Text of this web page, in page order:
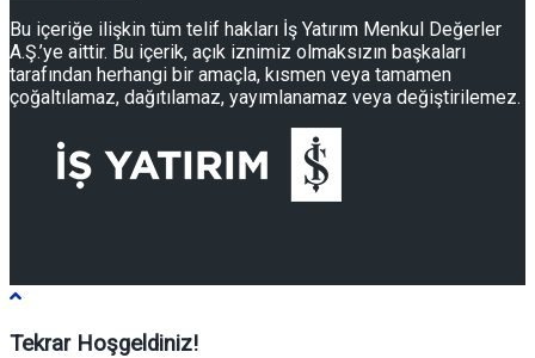
Bu içeriğe ilişkin tüm telif hakları İş Yatırım Menkul Değerler
A.Ş.’ye aittir. Bu içerik, açık iznimiz olmaksızın başkaları
tarafından herhangi bir amaçla, kısmen veya tamamen
çoğaltılamaz, dağıtılamaz, yayımlanamaz veya değiştirilemez.
Tekrar Hoşgeldiniz!